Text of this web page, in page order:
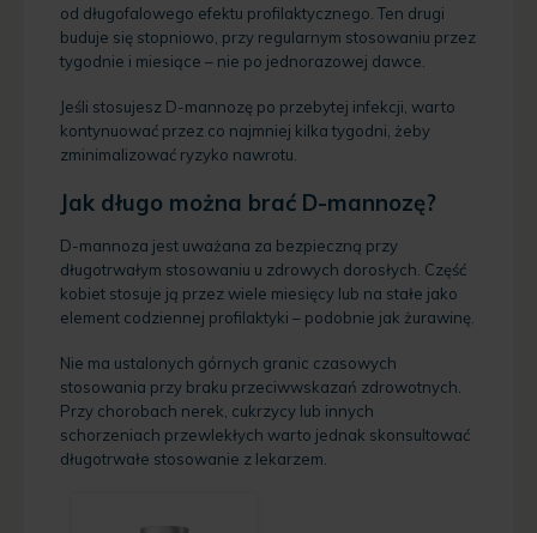
od długofalowego efektu profilaktycznego. Ten drugi
buduje się stopniowo, przy regularnym stosowaniu przez
tygodnie i miesiące – nie po jednorazowej dawce.
Jeśli stosujesz D-mannozę po przebytej infekcji, warto
kontynuować przez co najmniej kilka tygodni, żeby
zminimalizować ryzyko nawrotu.
Jak długo można brać D-mannozę?
D-mannoza jest uważana za bezpieczną przy
długotrwałym stosowaniu u zdrowych dorosłych. Część
kobiet stosuje ją przez wiele miesięcy lub na stałe jako
element codziennej profilaktyki – podobnie jak żurawinę.
Nie ma ustalonych górnych granic czasowych
stosowania przy braku przeciwwskazań zdrowotnych.
Przy chorobach nerek, cukrzycy lub innych
schorzeniach przewlekłych warto jednak skonsultować
długotrwałe stosowanie z lekarzem.